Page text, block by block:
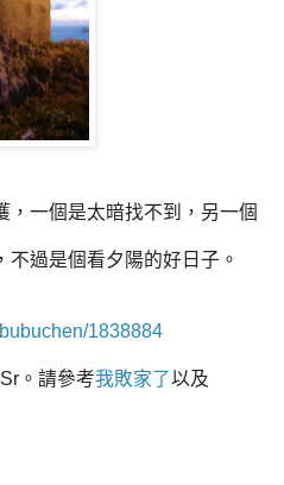
一個是太暗找不到，另一個
過是個看夕陽的好日子。
1838884
。請參考我敗家了以及